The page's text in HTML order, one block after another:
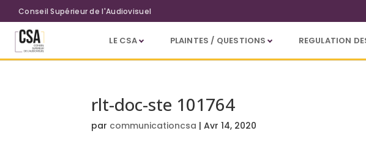
Aller au contenu principal
Conseil Supérieur de l'Audiovisuel
LE CSA PLAINTES / QUESTIONS REGULATION
rlt-doc-ste 101764
par communicationcsa |Avr 14, 2020